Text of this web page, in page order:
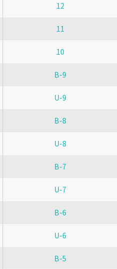
12
11
10
B-9
U-9
B-8
U-8
B-7
U-7
B-6
U-6
B-5